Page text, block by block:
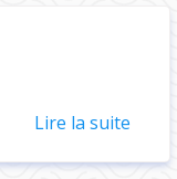
Lire la suite